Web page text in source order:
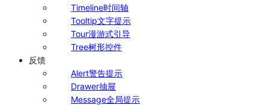
Timeline时间轴
Tooltip文字提示
Tour漫游式引导
Tree树形控件
反馈
Alert警告提示
Drawer抽屉
Message全局提示